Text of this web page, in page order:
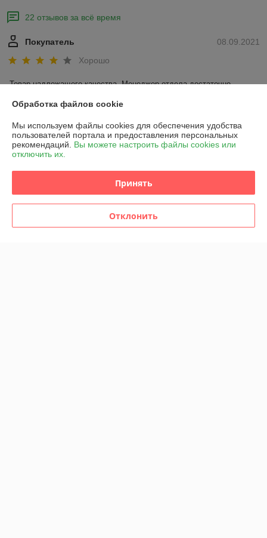
22 отзывов за всё время
08.09.2021
Покупатель
Хорошо
Товар надлежащего качества. Менеджер отдела достаточно
Покупатель
исполнительным, отзывчивым, очень ответственным. Большое
Обработка файлов cookie
Мы используем файлы cookies для обеспечения удобства
пользователей портала и предоставления персональных
рекомендаций. Вы можете настроить файлы cookies или
отключить их.
Принять
Отклонить